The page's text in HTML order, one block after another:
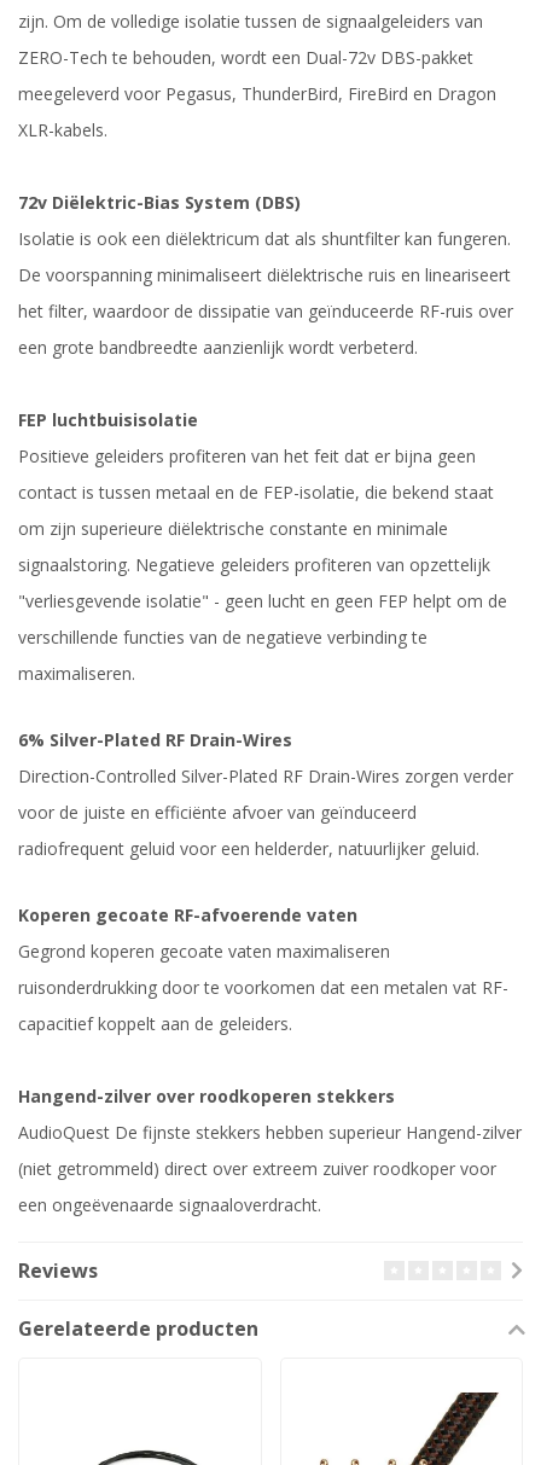
zijn. Om de volledige isolatie tussen de signaalgeleiders van
ZERO-Tech te behouden, wordt een Dual-72v DBS-pakket
meegeleverd voor Pegasus, ThunderBird, FireBird en Dragon
XLR-kabels.
72v Diëlektric-Bias System (DBS)
Isolatie is ook een diëlektricum dat als shuntfilter kan fungeren.
De voorspanning minimaliseert diëlektrische ruis en lineariseert
het filter, waardoor de dissipatie van geïnduceerde RF-ruis over
een grote bandbreedte aanzienlijk wordt verbeterd.
FEP luchtbuisisolatie
Positieve geleiders profiteren van het feit dat er bijna geen
contact is tussen metaal en de FEP-isolatie, die bekend staat
om zijn superieure diëlektrische constante en minimale
signaalstoring. Negatieve geleiders profiteren van opzettelijk
"verliesgevende isolatie" - geen lucht en geen FEP helpt om de
verschillende functies van de negatieve verbinding te
maximaliseren.
6% Silver-Plated RF Drain-Wires
Direction-Controlled Silver-Plated RF Drain-Wires zorgen verder
voor de juiste en efficiënte afvoer van geïnduceerd
radiofrequent geluid voor een helderder, natuurlijker geluid.
Koperen gecoate RF-afvoerende vaten
Gegrond koperen gecoate vaten maximaliseren
ruisonderdrukking door te voorkomen dat een metalen vat RF-
capacitief koppelt aan de geleiders.
Hangend-zilver over roodkoperen stekkers
AudioQuest De fijnste stekkers hebben superieur Hangend-zilver
(niet getrommeld) direct over extreem zuiver roodkoper voor
een ongeëvenaarde signaaloverdracht.
Reviews
Gerelateerde producten